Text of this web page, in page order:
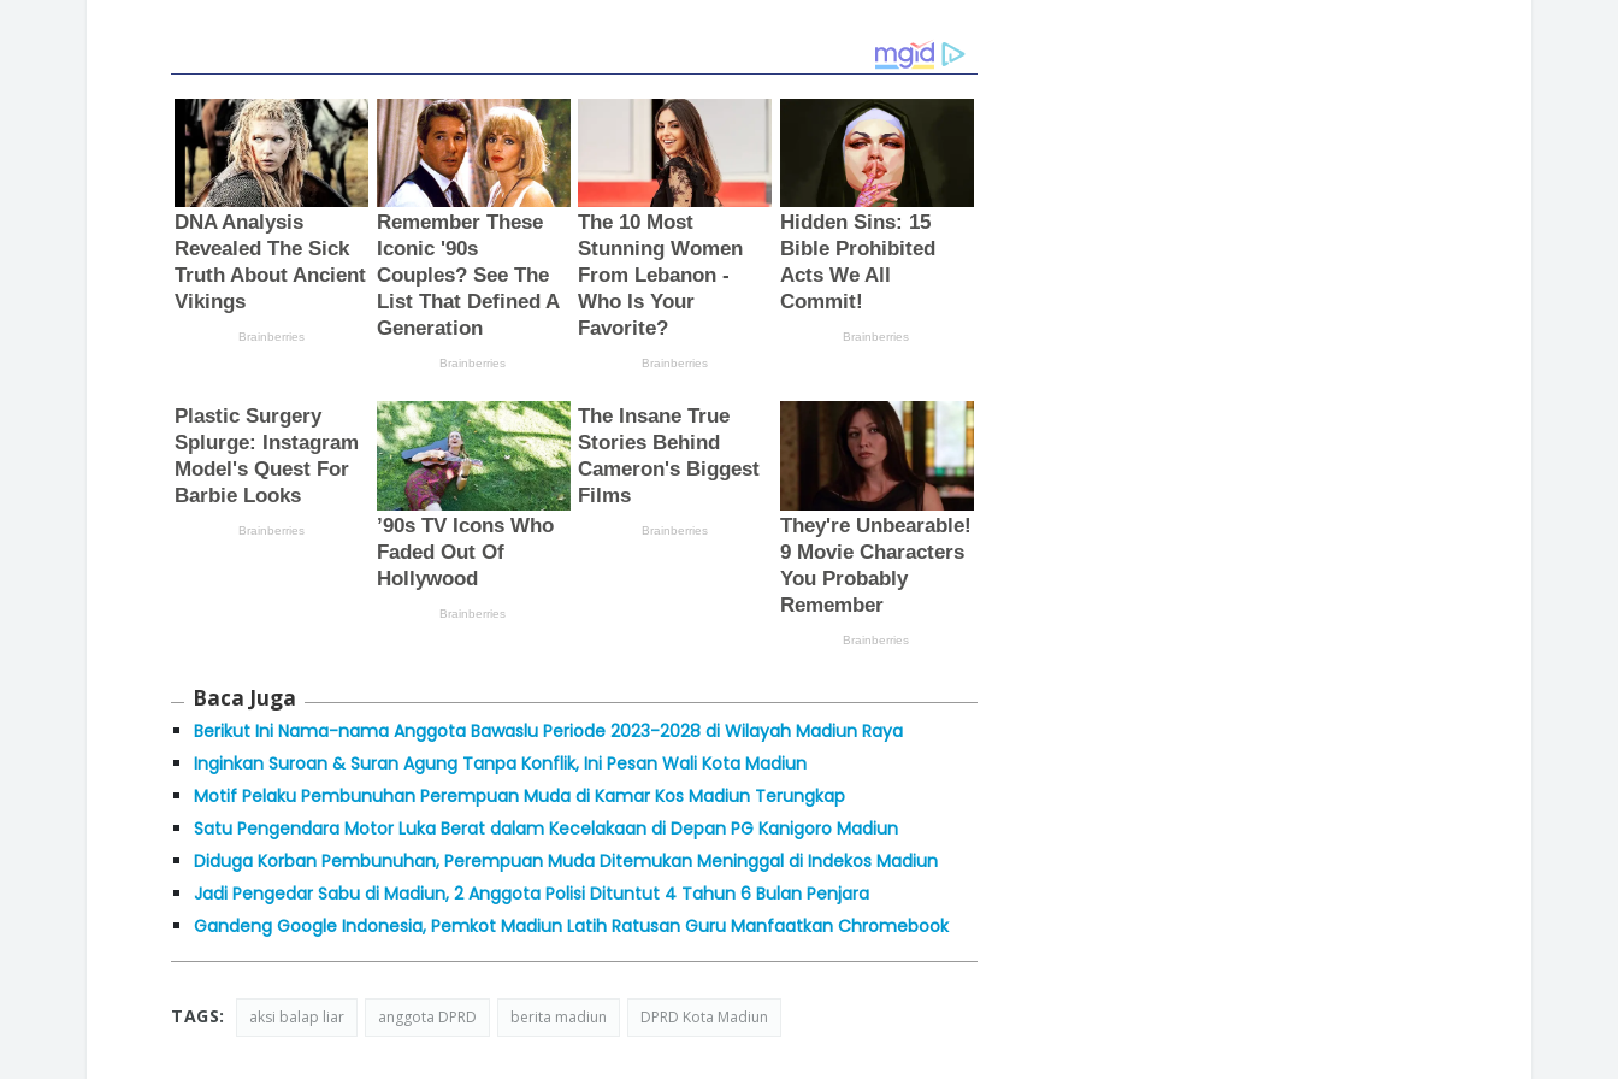
Baca Juga
Berikut Ini Nama-nama Anggota Bawaslu Periode 2023-2028 di Wilayah Madiun Raya
Inginkan Suroan & Suran Agung Tanpa Konflik, Ini Pesan Wali Kota Madiun
Motif Pelaku Pembunuhan Perempuan Muda di Kamar Kos Madiun Terungkap
Satu Pengendara Motor Luka Berat dalam Kecelakaan di Depan PG Kanigoro Madiun
Diduga Korban Pembunuhan, Perempuan Muda Ditemukan Meninggal di Indekos Madiun
Jadi Pengedar Sabu di Madiun, 2 Anggota Polisi Dituntut 4 Tahun 6 Bulan Penjara
Gandeng Google Indonesia, Pemkot Madiun Latih Ratusan Guru Manfaatkan Chromebook
TAGS: aksi balap liar anggota DPRD berita madiun DPRD Kota Madiun